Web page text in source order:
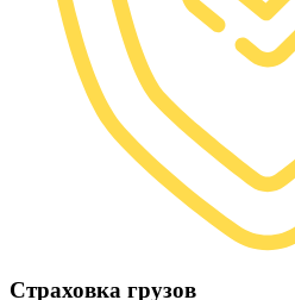
Страховка грузов